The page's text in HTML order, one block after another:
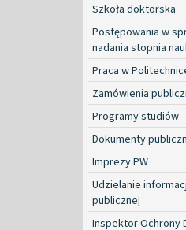
Szkoła doktorska
Postępowania w
nadania stopnia
Praca w
Zamówienia
Programy studiów
Dokumenty
Imprezy PW
Udzielanie
publicznej
Inspektor Ochrony